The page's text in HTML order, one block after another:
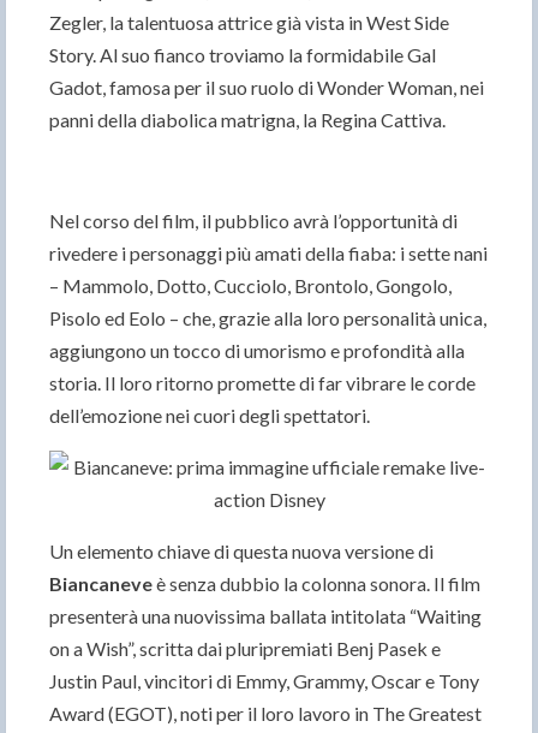
Zegler, la talentuosa attrice già vista in West Side
Story. Al suo fianco troviamo la formidabile Gal
Gadot, famosa per il suo ruolo di Wonder Woman, nei
panni della diabolica matrigna, la Regina Cattiva.
Nel corso del film, il pubblico avrà l’opportunità di
rivedere i personaggi più amati della fiaba: i sette nani
– Mammolo, Dotto, Cucciolo, Brontolo, Gongolo,
Pisolo ed Eolo – che, grazie alla loro personalità unica,
aggiungono un tocco di umorismo e profondità alla
storia. Il loro ritorno promette di far vibrare le corde
dell’emozione nei cuori degli spettatori.
Un elemento chiave di questa nuova versione di
Biancaneveè senza dubbio la colonna sonora. Il film
presenterà una nuovissima ballata intitolata “Waiting
on a Wish”, scritta dai pluripremiati Benj Pasek e
Justin Paul, vincitori di Emmy, Grammy, Oscar e Tony
Award (EGOT), noti per il loro lavoro in The Greatest